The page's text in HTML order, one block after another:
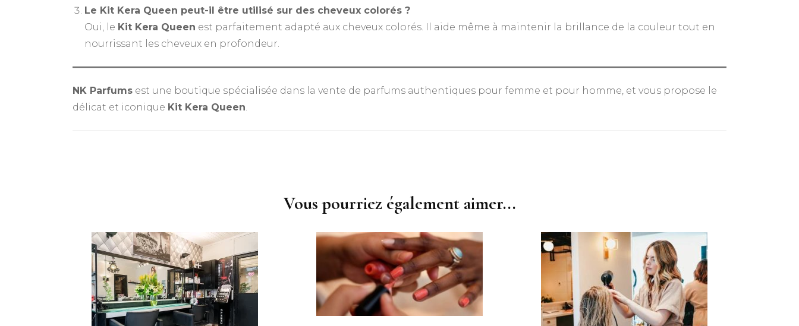
Le Kit Kera Queen peut-il être utilisé sur des cheveux colorés ?
Oui, le Kit Kera Queen est parfaitement adapté aux cheveux colorés. Il aide même à maintenir la brillance de la couleur tout en
nourrissant les cheveux en profondeur.
NK Parfums est une boutique spécialisée dans la vente de parfums authentiques pour femme et pour homme, et vous propose le
délicat et iconique Kit Kera Queen
Vous pourriez également aimer...